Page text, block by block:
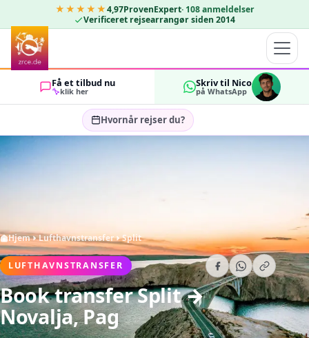
★★★★★4,97ProvenExpert· 108 anmeldelser
Verificeret rejsearrangør siden 2014
Få et tilbud nu
klik her
Skriv til Nico
på WhatsApp
Hvornår rejser du?
Hjem Lufthavnstransfer Split
LUFTHAVNSTRANSFER
Book transfer Split →
Novalja, Pag